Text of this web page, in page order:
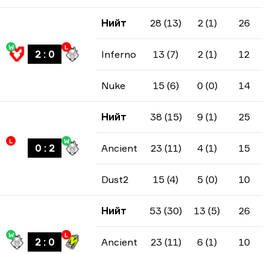
W
2: 0
L
Нийт 28 (13) 2 (1) 26
Inferno 13 (7) 2 (1) 12
Nuke 15 (6) 0 (0) 14
L
0 : 2
W
Нийт 38 (15) 9 (1) 25
Ancient 23 (11) 4 (1) 15
Dust2 15 (4) 5 (0) 10
W
2: 0
L
Нийт 53 (30) 13 (5) 26
Ancient 23 (11) 6 (1) 10